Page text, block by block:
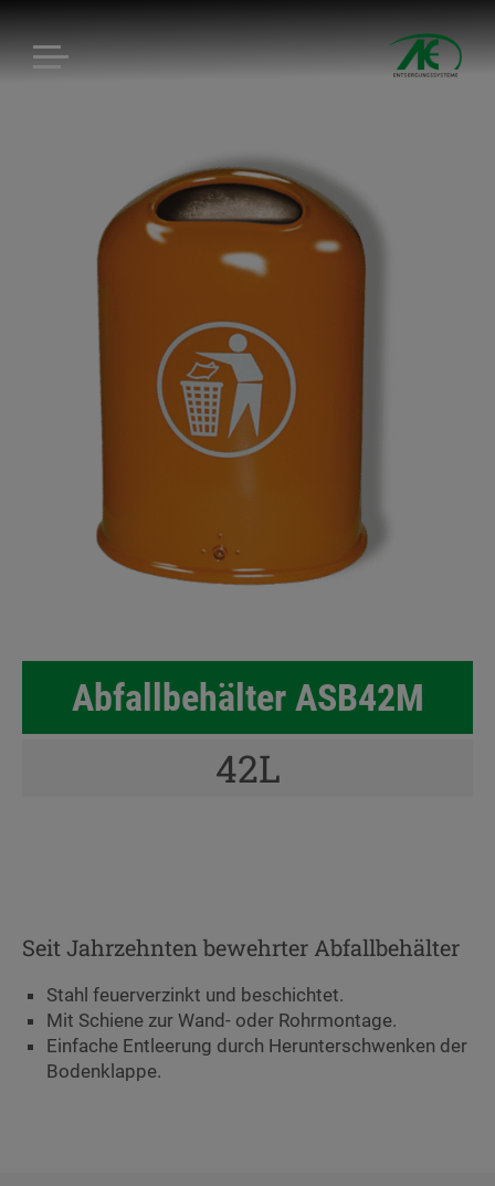
Abfallbehälter ASB42M
42L
Seit Jahrzehnten bewehrter Abfallbehälter
Stahl feuerverzinkt und beschichtet.
Mit Schiene zur Wand- oder Rohrmontage.
Einfache Entleerung durch Herunterschwenken der
Bodenklappe.